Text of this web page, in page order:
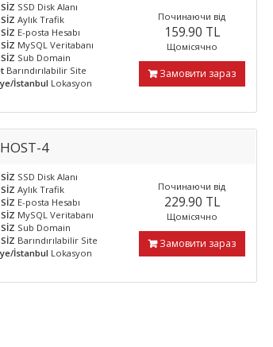
SSD Disk Alanı
Aylık Trafik
E-posta Hesabı
MySQL Veritabanı
Sub Domain
Barındırılabilir Site
İstanbul Lokasyon
Починаючи від
159.90 TL
Щомісячно
Замовити зараз
4
SSD Disk Alanı
Aylık Trafik
E-posta Hesabı
MySQL Veritabanı
Sub Domain
Barındırılabilir Site
İstanbul Lokasyon
Починаючи від
229.90 TL
Щомісячно
Замовити зараз